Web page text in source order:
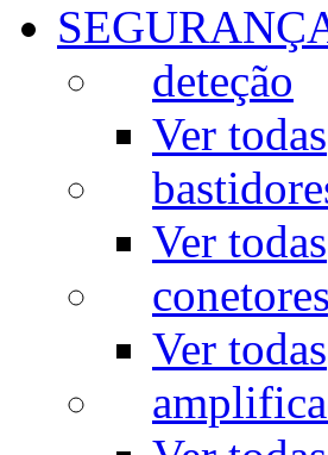
deteção
Ver todas
Ver todas
Ver todas